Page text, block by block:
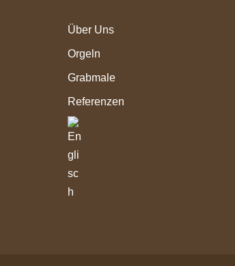
Über Uns
Orgeln
Grabmale
Referenzen